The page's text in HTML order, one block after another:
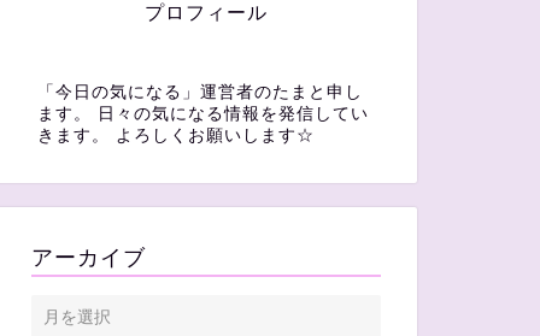
プロフィール
「今日の気になる」運営者のたまと申し
ます。 日々の気になる情報を発信してい
きます。 よろしくお願いします☆
アーカイブ